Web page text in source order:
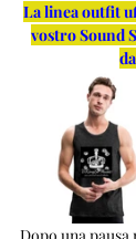
La linea outfit
vostro Sound